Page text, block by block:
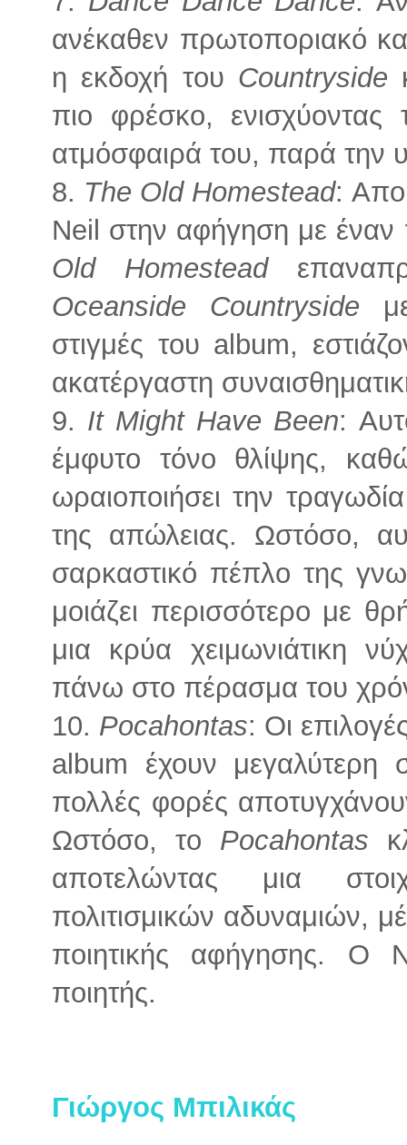
ανέκαθεν πρωτοποριακό
η εκδοχή του Countryside
πιο φρέσκο,
ατμόσφαιρά του, παρά την
8. The Old Homestead:
Neil στην αφήγηση με έναν
Old Homestead
Oceanside Countryside
στιγμές του album,
ακατέργαστη
9. It Might Have Been:
έμφυτο τόνο θλίψης,
ωραιοποιήσει την
της απώλειας. Ωστόσο,
σαρκαστικό πέπλο της
μοιάζει περισσότερο με
μια κρύα χειμωνιάτικη
πάνω στο πέρασμα του
10. Pocahontas: Οι
album έχουν μεγαλύτερη
πολλές φορές
Ωστόσο, το Pocahontas
αποτελώντας μια
πολιτισμικών αδυναμιών,
ποιητικής αφήγησης. Ο
ποιητής.
Γιώργος Μπιλικάς